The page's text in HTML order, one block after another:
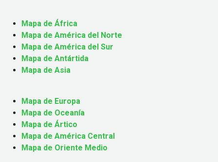
Mapa de África
Mapa de América del Norte
Mapa de América del Sur
Mapa de Antártida
Mapa de Asia
Mapa de Europa
Mapa de Oceanía
Mapa de Ártico
Mapa de América Central
Mapa de Oriente Medio